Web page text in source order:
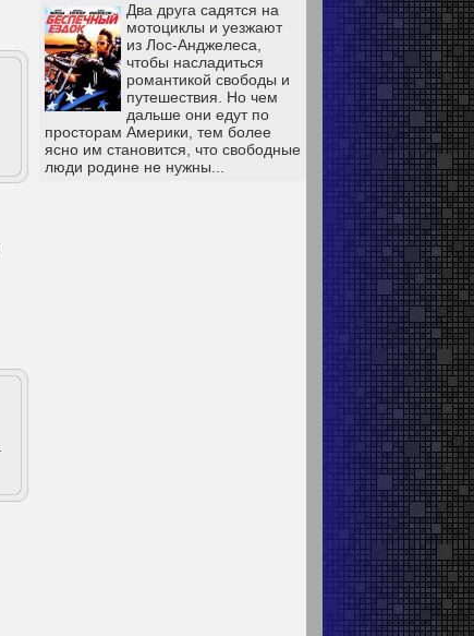
Два друга садятся на
мотоциклы и уезжают
из Лос-Анджелеса,
чтобы насладиться
романтикой свободы и
путешествия. Но чем
дальше они едут по
просторам Америки, тем более
ясно им становится, что свободные
люди родине не нужны...